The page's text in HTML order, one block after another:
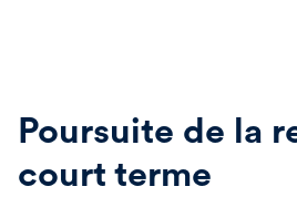
Poursuite de la
court terme